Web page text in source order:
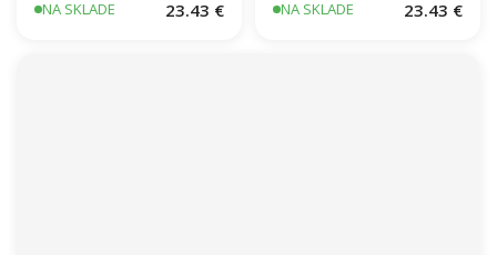
NA SKLADE 23.43 € NA SKLADE 23.43 €